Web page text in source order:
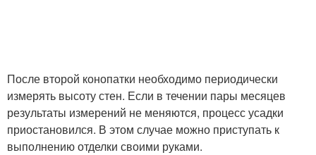
После второй конопатки необходимо периодически
измерять высоту стен. Если в течении пары месяцев
результаты измерений не меняются, процесс усадки
приостановился. В этом случае можно приступать к
выполнению отделки своими руками.